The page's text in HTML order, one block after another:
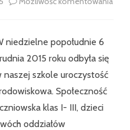
niedzielne popołudnie 6
2015 roku odbyła się
naszej szkole uroczystość
Społeczność
klas I- III, dzieci
oddziałów